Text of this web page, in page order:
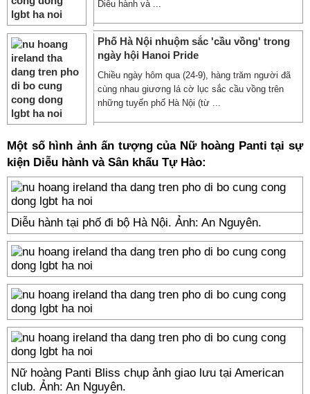
Diễu hành và ...
Phố Hà Nội nhuộm sắc 'cầu vồng' trong
ngày hội Hanoi Pride
Chiều ngày hôm qua (24-9), hàng trăm người đã
cùng nhau giương lá cờ lục sắc cầu vồng trên
những tuyến phố Hà Nội (từ ...
Một số hình ảnh ấn tượng của Nữ hoàng Panti tại sự
kiện Diễu hành và Sân khấu Tự Hào:
Diễu hành tại phố đi bộ Hà Nội. Ảnh: An Nguyên.
Nữ hoàng Panti Bliss chụp ảnh giao lưu tại American
club. Ảnh: An Nguyên.